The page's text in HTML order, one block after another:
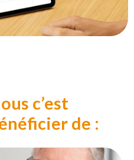
c’est
de :